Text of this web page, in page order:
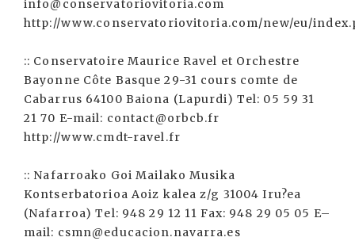
info@conservatoriovitoria.com
http://www.conservatoriovitoria.com/new/eu/
:: Conservatoire Maurice Ravel et Orchestre
Bayonne Côte Basque 29-31 cours comte de
Cabarrus 64100 Baiona (Lapurdi) Tel: 05 59 31
21 70 E-mail: contact@orbcb.fr
http://www.cmdt-ravel.fr
:: Nafarroako Goi Mailako Musika
Kontserbatorioa Aoiz kalea z/g 31004 Iru?ea
(Nafarroa) Tel: 948 29 12 11 Fax: 948 29 05 05 E–
mail: csmn@educacion.navarra.es